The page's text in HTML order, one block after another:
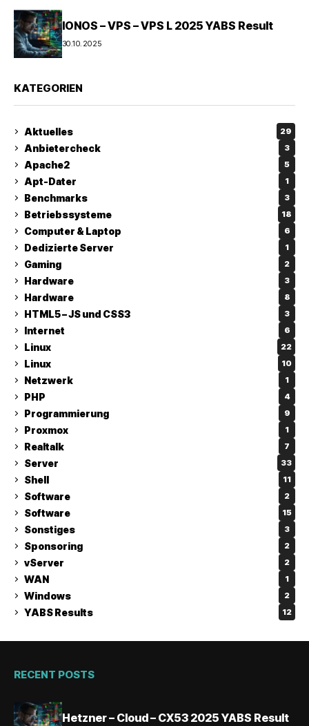
IONOS – VPS – VPS L 2025 YABS Result
30.10.2025
KATEGORIEN
Aktuelles 29
Anbietercheck 3
Apache2 5
Apt-Dater 1
Benchmarks 3
Betriebssysteme 18
Computer & Laptop 6
Dedizierte Server 1
Gaming 2
Hardware 3
Hardware 8
HTML5 – JS und CSS3 3
Internet 6
Linux 22
Linux 10
Netzwerk 1
PHP 4
Programmierung 9
Proxmox 1
Realtalk 7
Server 33
Shell 11
Software 2
Software 15
Sonstiges 3
Sponsoring 2
vServer 2
WAN 1
Windows 2
YABS Results 12
RECENT POSTS
Hetzner – Cloud – CX53 2025 YABS Result